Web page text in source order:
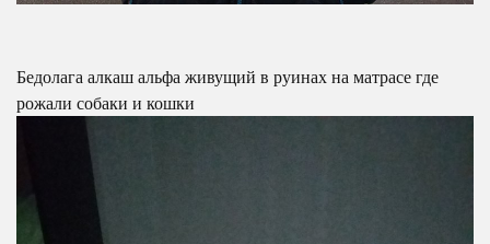
Бедолага алкаш альфа живущий в руинах на матрасе где
рожали собаки и кошки